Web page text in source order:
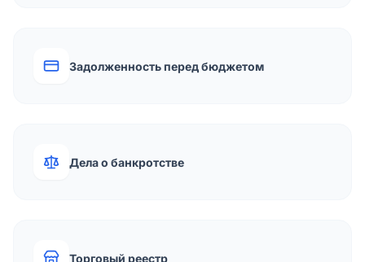
Задолженность перед бюджетом
Дела о банкротстве
Торговый реестр